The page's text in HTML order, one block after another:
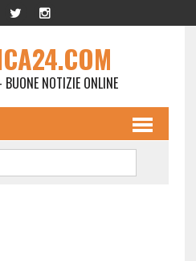
NOTIZIE ONLINE